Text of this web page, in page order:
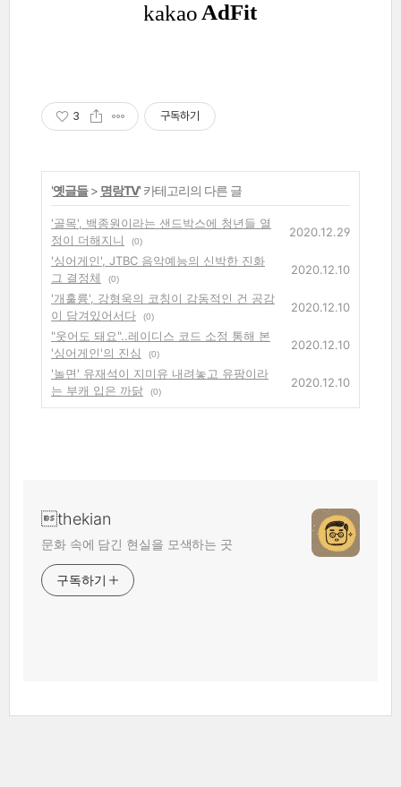
3 구독하기
'옛글들> 명랑TV' 카테고리의 다른 글
'골목', 백종원이라는 샌드박스에 청년들 열
정이 더해지니
(0)
2020.12.29
'싱어게인', JTBC 음악예능의 신박한 진화
그 결정체
(0)
2020.12.10
'개훌륭', 강형욱의 코칭이 감동적인 건 공감
이 담겨있어서다
(0)
2020.12.10
"웃어도 돼요"..레이디스 코드 소정 통해 본
'싱어게인'의 진심
(0)
2020.12.10
'놀면' 유재석이 지미유 내려놓고 유팡이라
는 부캐 입은 까닭
(0)
2020.12.10
thekian
문화 속에 담긴 현실을 모색하는 곳
구독하기